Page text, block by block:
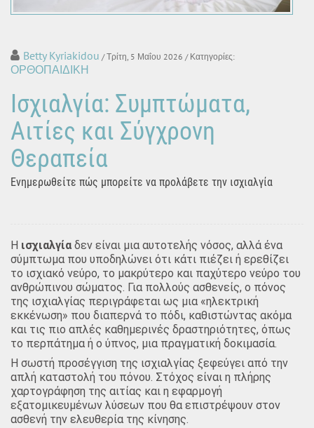
Betty Kyriakidou / Τρίτη, 5 Μαΐου 2026 / Κατηγορίες:
ΟΡΘΟΠΑΙΔΙΚΗ
Ισχιαλγία: Συμπτώματα,
Αιτίες και Σύγχρονη
Θεραπεία
Ενημερωθείτε πώς μπορείτε να προλάβετε την ισχιαλγία
Η ισχιαλγία δεν είναι μια αυτοτελής νόσος, αλλά ένα
σύμπτωμα που υποδηλώνει ότι κάτι πιέζει ή ερεθίζει
το ισχιακό νεύρο, το μακρύτερο και παχύτερο νεύρο του
ανθρώπινου σώματος. Για πολλούς ασθενείς, ο πόνος
της ισχιαλγίας περιγράφεται ως μια «ηλεκτρική
εκκένωση» που διαπερνά το πόδι, καθιστώντας ακόμα
και τις πιο απλές καθημερινές δραστηριότητες, όπως
το περπάτημα ή ο ύπνος, μια πραγματική δοκιμασία.
Η σωστή προσέγγιση της ισχιαλγίας ξεφεύγει από την
απλή καταστολή του πόνου. Στόχος είναι η πλήρης
χαρτογράφηση της αιτίας και η εφαρμογή
εξατομικευμένων λύσεων που θα επιστρέψουν στον
ασθενή την ελευθερία της κίνησης.